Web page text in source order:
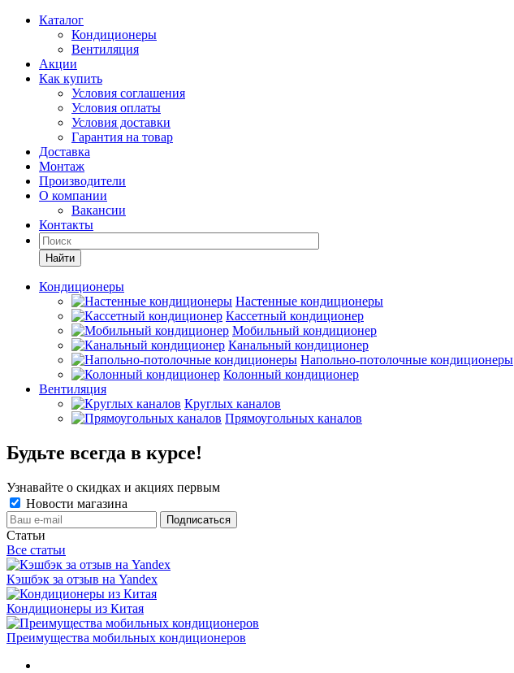
Каталог
Кондиционеры
Вентиляция
Акции
Как купить
Условия соглашения
Условия оплаты
Условия доставки
Гарантия на товар
Доставка
Монтаж
Производители
О компании
Вакансии
Контакты
Кондиционеры
Настенные кондиционеры
Кассетный кондиционер
Мобильный кондиционер
Канальный кондиционер
Напольно-потолочные кондиционеры
Колонный кондиционер
Вентиляция
Круглых каналов
Прямоугольных каналов
Будьте всегда в курсе!
Узнавайте о скидках и акциях первым
Новости магазина
Статьи
Все статьи
Кэшбэк за отзыв на Yandex
Кондиционеры из Китая
Преимущества мобильных кондиционеров